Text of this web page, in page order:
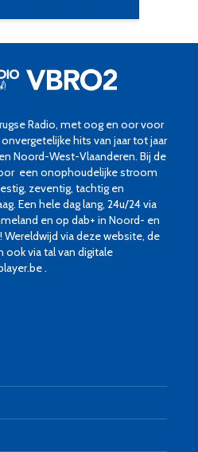
Radio, met oog en oor voor
hits van jaar tot jaar
Noord-West-Vlaanderen. Bij de
een onophoudelijke stroom
zeventig, tachtig en
Een hele dag lang, 24u/24 via
en op dab+ in Noord- en
via deze website, de
ook via tal van digitale
.